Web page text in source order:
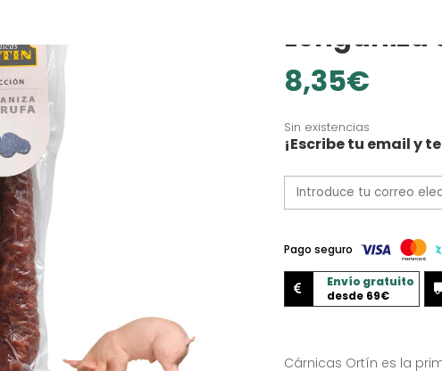
Longaniza
8,35€
Sin existencias
¡Escribe tu email y
Pago seguro

Envío gratuito
desde 69€
Cárnicas Ortín es la